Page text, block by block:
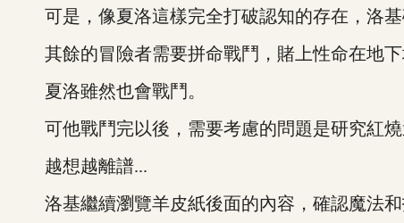
可是，像夏洛這樣完全打破認知的存在，洛基
其餘的冒險者需要拼命戰鬥，賭上性命在地下
夏洛雖然也會戰鬥。
可他戰鬥完以後，需要考慮的問題是研究紅燒
越想越離譜...
洛基繼續瀏覽羊皮紙後面的內容，確認魔法和